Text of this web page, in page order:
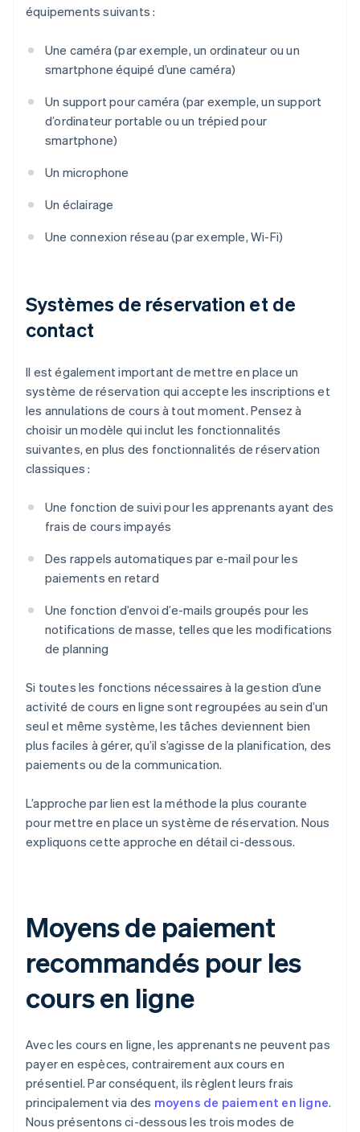
équipements suivants :
Une caméra (par exemple, un ordinateur ou un
smartphone équipé d’une caméra)
Un support pour caméra (par exemple, un support
d’ordinateur portable ou un trépied pour
smartphone)
Un microphone
Un éclairage
Une connexion réseau (par exemple, Wi-Fi)
Systèmes de réservation et de
contact
Il est également important de mettre en place un
système de réservation qui accepte les inscriptions et
les annulations de cours à tout moment. Pensez à
choisir un modèle qui inclut les fonctionnalités
suivantes, en plus des fonctionnalités de réservation
classiques :
Une fonction de suivi pour les apprenants ayant des
frais de cours impayés
Des rappels automatiques par e-mail pour les
paiements en retard
Une fonction d’envoi d’e-mails groupés pour les
notifications de masse, telles que les modifications
de planning
Si toutes les fonctions nécessaires à la gestion d’une
activité de cours en ligne sont regroupées au sein d’un
seul et même système, les tâches deviennent bien
plus faciles à gérer, qu’il s’agisse de la planification, des
paiements ou de la communication.
L’approche par lien est la méthode la plus courante
pour mettre en place un système de réservation. Nous
expliquons cette approche en détail ci-dessous.
Moyens de paiement
recommandés pour les
cours en ligne
Avec les cours en ligne, les apprenants ne peuvent pas
payer en espèces, contrairement aux cours en
présentiel. Par conséquent, ils règlent leurs frais
principalement via des moyens de paiement en ligne.
Nous présentons ci-dessous les trois modes de